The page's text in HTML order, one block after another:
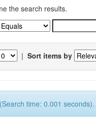
the search results.
| Sort items by
time: 0.001 seconds).